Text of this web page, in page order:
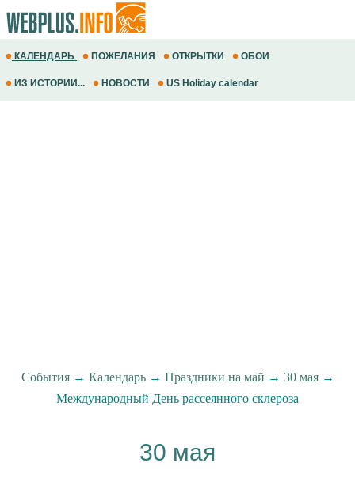
КАЛЕНДАРЬ ПОЖЕЛАНИЯ ОТКРЫТКИ ОБОИ
ИЗ ИСТОРИИ... НОВОСТИ US Holiday calendar
События→ Календарь→ Праздники на май → 30 мая→
Международный День рассеянного склероза
30 мая